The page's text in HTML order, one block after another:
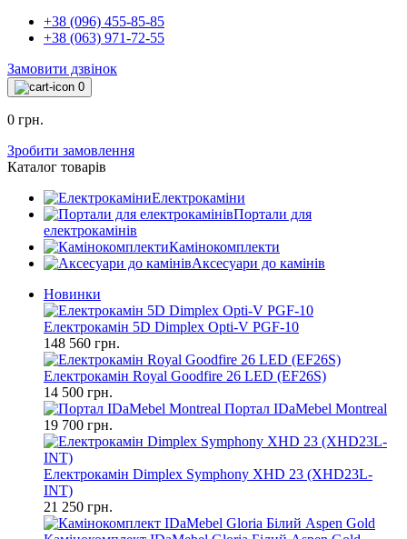
+38 (096) 455-85-85
+38 (063) 971-72-55
Замовити дзвінок
0
0 грн.
Зробити замовлення
Каталог товарів
Електрокаміни
Портали для
електрокамінів
Камінокомплекти
Аксесуари до камінів
Новинки
Електрокамін 5D Dimplex Opti-V PGF-10
148 560 грн.
Електрокамін Royal Goodfire 26 LED (EF26S)
14 500 грн.
Портал IDaMebel Montreal
19 700 грн.
Електрокамін Dimplex Symphony XHD 23 (XHD23L-
INT)
21 250 грн.